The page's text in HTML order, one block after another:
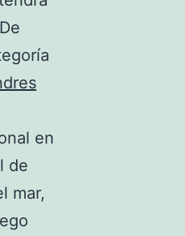
en
de
mar,